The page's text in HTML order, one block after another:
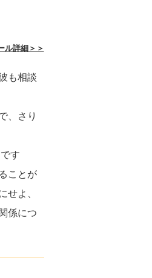
ル詳細＞＞
も相談
、さり
す
ことが
せよ、
係につ